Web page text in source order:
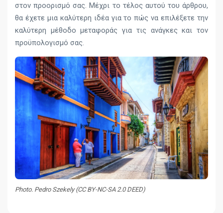
στον προορισμό σας. Μέχρι το τέλος αυτού του άρθρου,
θα έχετε μια καλύτερη ιδέα για το πώς να επιλέξετε την
καλύτερη μέθοδο μεταφοράς για τις ανάγκες και τον
προϋπολογισμό σας.
Photo. Pedro Szekely (CC BY-NC-SA 2.0 DEED)